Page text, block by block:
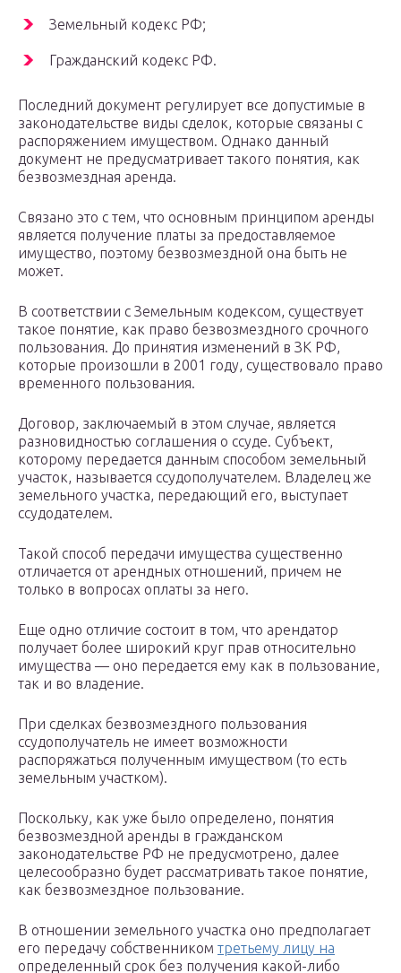
Земельный кодекс РФ;
Гражданский кодекс РФ.
Последний документ регулирует все допустимые в
законодательстве виды сделок, которые связаны с
распоряжением имуществом. Однако данный
документ не предусматривает такого понятия, как
безвозмездная аренда.
Связано это с тем, что основным принципом аренды
является получение платы за предоставляемое
имущество, поэтому безвозмездной она быть не
может.
В соответствии с Земельным кодексом, существует
такое понятие, как право безвозмездного срочного
пользования. До принятия изменений в ЗК РФ,
которые произошли в 2001 году, существовало право
временного пользования.
Договор, заключаемый в этом случае, является
разновидностью соглашения о ссуде. Субъект,
которому передается данным способом земельный
участок, называется ссудополучателем. Владелец же
земельного участка, передающий его, выступает
ссудодателем.
Такой способ передачи имущества существенно
отличается от арендных отношений, причем не
только в вопросах оплаты за него.
Еще одно отличие состоит в том, что арендатор
получает более широкий круг прав относительно
имущества — оно передается ему как в пользование,
так и во владение.
При сделках безвозмездного пользования
ссудополучатель не имеет возможности
распоряжаться полученным имуществом (то есть
земельным участком).
Поскольку, как уже было определено, понятия
безвозмездной аренды в гражданском
законодательстве РФ не предусмотрено, далее
целесообразно будет рассматривать такое понятие,
как безвозмездное пользование.
В отношении земельного участка оно предполагает
его передачу собственником третьему лицу на
определенный срок без получения какой-либо